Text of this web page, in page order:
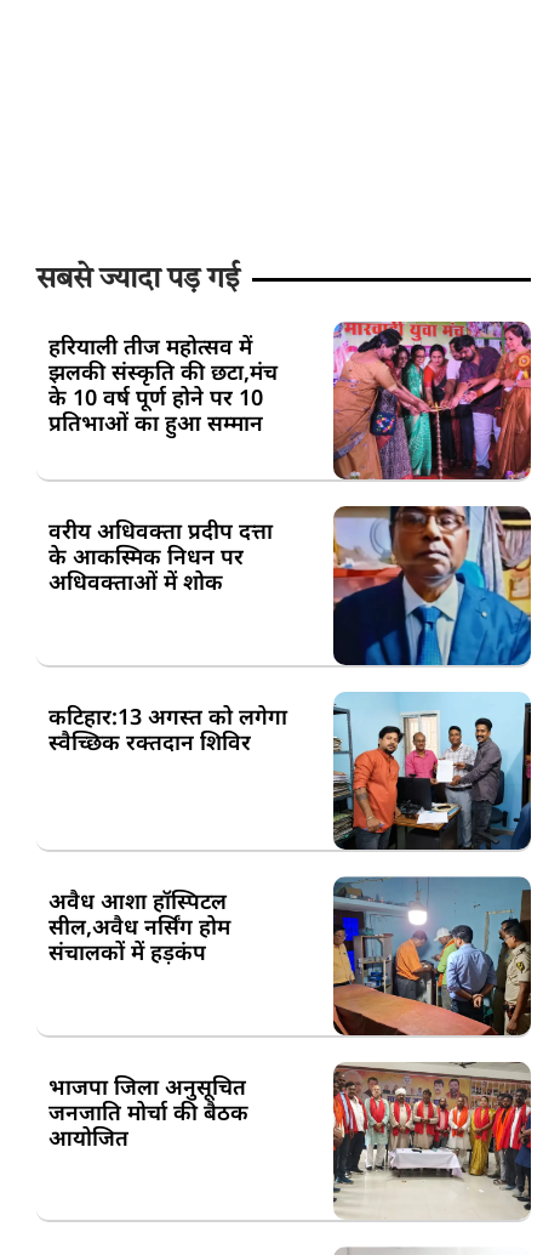
सबसे ज्यादा पड़ गई
हरियाली तीज महोत्सव में
झलकी संस्कृति की छटा,मंच
के 10 वर्ष पूर्ण होने पर 10
प्रतिभाओं का हुआ सम्मान
वरीय अधिवक्ता प्रदीप दत्ता
के आकस्मिक निधन पर
अधिवक्ताओं में शोक
कटिहार:13 अगस्त को लगेगा
स्वैच्छिक रक्तदान शिविर
अवैध आशा हॉस्पिटल
सील,अवैध नर्सिंग होम
संचालकों में हड़कंप
भाजपा जिला अनुसूचित
जनजाति मोर्चा की बैठक
आयोजित